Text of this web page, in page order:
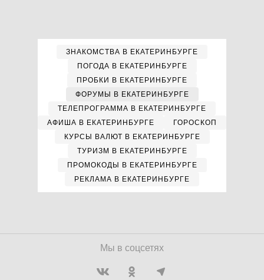
ЗНАКОМСТВА В ЕКАТЕРИНБУРГЕ
ПОГОДА В ЕКАТЕРИНБУРГЕ
ПРОБКИ В ЕКАТЕРИНБУРГЕ
ФОРУМЫ В ЕКАТЕРИНБУРГЕ
ТЕЛЕПРОГРАММА В ЕКАТЕРИНБУРГЕ
АФИША В ЕКАТЕРИНБУРГЕ
ГОРОСКОП
КУРСЫ ВАЛЮТ В ЕКАТЕРИНБУРГЕ
ТУРИЗМ В ЕКАТЕРИНБУРГЕ
ПРОМОКОДЫ В ЕКАТЕРИНБУРГЕ
РЕКЛАМА В ЕКАТЕРИНБУРГЕ
Мы в соцсетях